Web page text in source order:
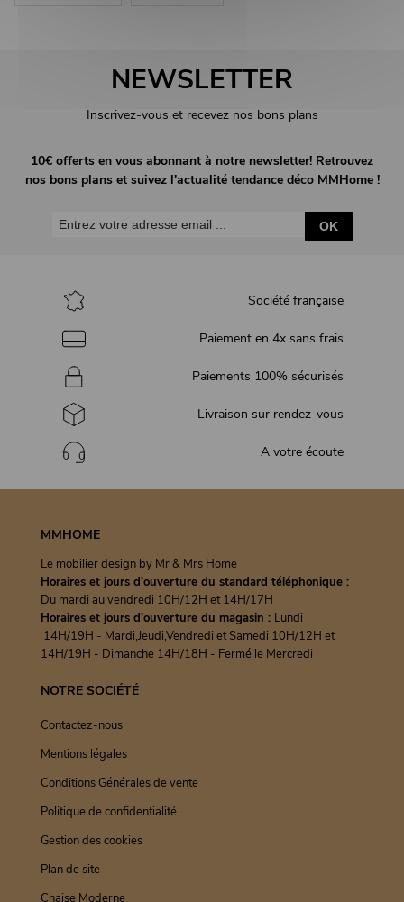
NEWSLETTER
Inscrivez-vous et recevez nos bons plans
10€ offerts en vous abonnant à notre newsletter! Retrouvez
nos bons plans et suivez l'actualité tendance déco MMHome !
OK
Société française
Paiement en 4x sans frais
Paiements 100% sécurisés
Livraison sur rendez-vous
A votre écoute
MMHOME
Le mobilier design by Mr & Mrs Home
Horaires et jours d'ouverture du standard téléphonique :
Du mardi au vendredi 10H/12H et 14H/17H
Horaires et jours d'ouverture du magasin : Lundi
14H/19H - Mardi,Jeudi,Vendredi et Samedi 10H/12H et
14H/19H - Dimanche 14H/18H - Fermé le Mercredi
NOTRE SOCIÉTÉ
Contactez-nous
Mentions légales
Conditions Générales de vente
Politique de confidentialité
Gestion des cookies
Plan de site
Chaise Moderne